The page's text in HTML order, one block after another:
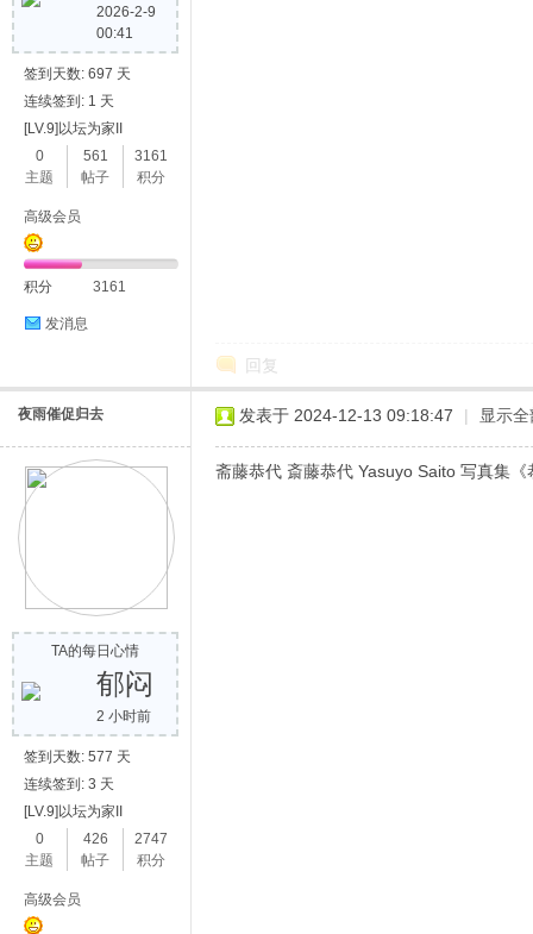
2026-2-9
00:41
签到天数: 697 天
连续签到: 1 天
[LV.9]以坛为家II
0
主题
561
帖子
3161
积分
高级会员
积分 3161
发消息
回复
夜雨催促归去
TA的每日心情
郁闷
2 小时前
签到天数: 577 天
连续签到: 3 天
[LV.9]以坛为家II
0
主题
426
帖子
2747
积分
高级会员
发表于 2024-12-13 09:18:47 | 显示
斋藤恭代 斎藤恭代 Yasuyo Saito 写真集《